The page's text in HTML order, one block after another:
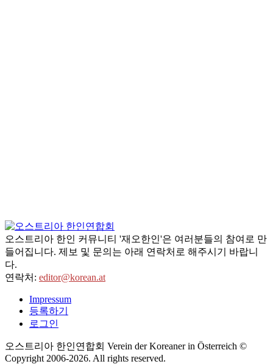
오스트리아 한인 커뮤니티 '재오한인'은 여러분들의 참여로 만
들어집니다. 제보 및 문의는 아래 연락처로 해주시기 바랍니
다.
연락처: editor@korean.at
Impressum
등록하기
로그인
오스트리아 한인연합회 Verein der Koreaner in Österreich ©
Copyright 2006-2026. All rights reserved.